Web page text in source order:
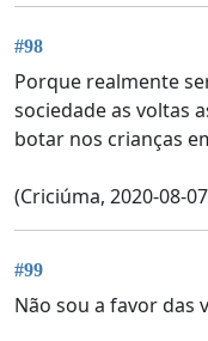
#98
Porque realmente
sociedade as voltas
botar nos crianças
(Criciúma, 2020-08-
#99
Não sou a favor das